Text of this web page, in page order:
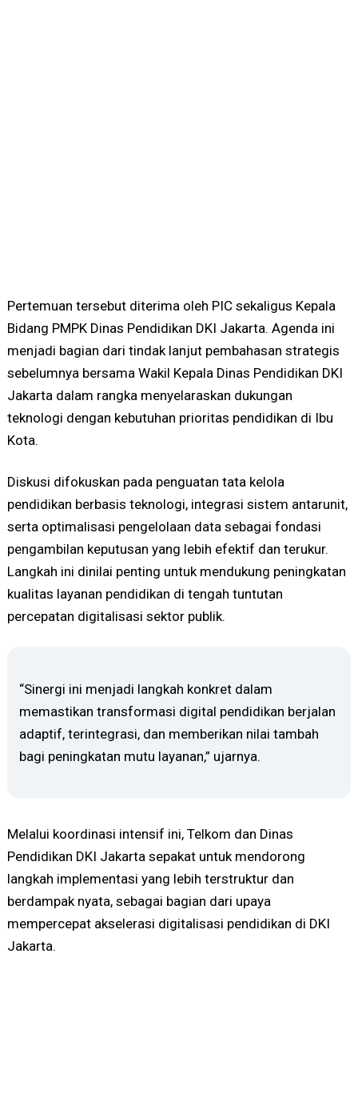
Pertemuan tersebut diterima oleh PIC sekaligus Kepala
Bidang PMPK Dinas Pendidikan DKI Jakarta. Agenda ini
menjadi bagian dari tindak lanjut pembahasan strategis
sebelumnya bersama Wakil Kepala Dinas Pendidikan DKI
Jakarta dalam rangka menyelaraskan dukungan
teknologi dengan kebutuhan prioritas pendidikan di Ibu
Kota.
Diskusi difokuskan pada penguatan tata kelola
pendidikan berbasis teknologi, integrasi sistem antarunit,
serta optimalisasi pengelolaan data sebagai fondasi
pengambilan keputusan yang lebih efektif dan terukur.
Langkah ini dinilai penting untuk mendukung peningkatan
kualitas layanan pendidikan di tengah tuntutan
percepatan digitalisasi sektor publik.
“Sinergi ini menjadi langkah konkret dalam
memastikan transformasi digital pendidikan berjalan
adaptif, terintegrasi, dan memberikan nilai tambah
bagi peningkatan mutu layanan,” ujarnya.
Melalui koordinasi intensif ini, Telkom dan Dinas
Pendidikan DKI Jakarta sepakat untuk mendorong
langkah implementasi yang lebih terstruktur dan
berdampak nyata, sebagai bagian dari upaya
mempercepat akselerasi digitalisasi pendidikan di DKI
Jakarta.